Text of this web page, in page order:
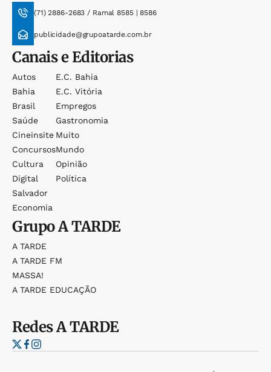
(71) 2886-2683 / Ramal 8585 | 8586
publicidade@grupoatarde.com.br
Canais e Editorias
Autos
Bahia
Brasil
Saúde
Cineinsite
Concursos
Cultura
Digital
Salvador
Economia
E.c. Bahia
E.c. Vitória
Empregos
Gastronomia
Muito
Mundo
Opinião
Política
GrupoA TARDE
A TARDE
A TARDE FM
MASSA!
A TARDE EDUCAÇÃO
RedesA TARDE